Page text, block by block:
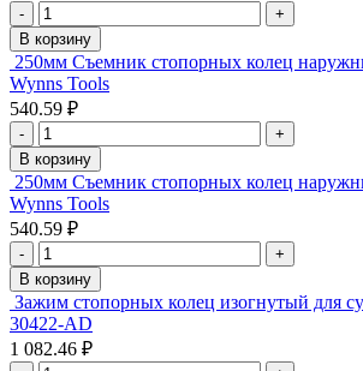
-
+
В корзину
250мм Съемник стопорных колец
Wynns Tools
540.59 ₽
-
+
В корзину
250мм Съемник стопорных колец
Wynns Tools
540.59 ₽
-
+
В корзину
Зажим стопорных колец изогнутый для
30422-AD
1 082.46 ₽